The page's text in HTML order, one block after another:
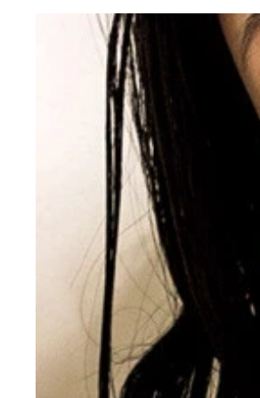
デジタル写真集『「最強」
【デジタル限定】風吹ケイ
吹ケイさん。豊満なバスト
「こぼれ落ちそうなチュー